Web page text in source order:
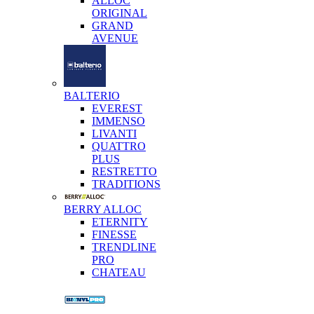
ORIGINAL
GRAND
AVENUE
BALTERIO
EVEREST
IMMENSO
LIVANTI
QUATTRO
PLUS
RESTRETTO
TRADITIONS
BERRY ALLOC
ETERNITY
FINESSE
TRENDLINE
PRO
CHATEAU